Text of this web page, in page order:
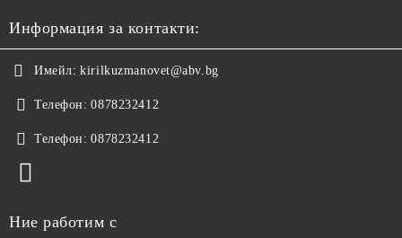
Информация за контакти:
Имейл: kirilkuzmanovet@abv.bg
Телефон: 0878232412
Телефон: 0878232412
Ние работим с